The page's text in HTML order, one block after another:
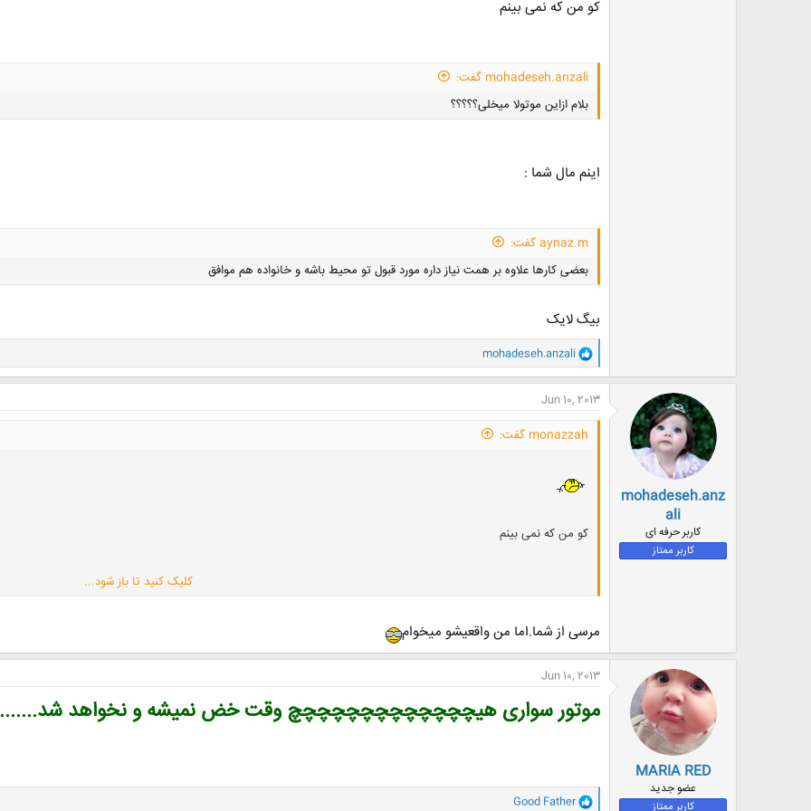
کو من که نمی بینم
mohadeseh.anzali گفت:
بلام ازاین موتولا میخلی؟؟؟؟؟
اینم مال شما :
aynaz.m گفت:
بعضی کارها علاوه بر همت نیاز داره مورد قبول تو محیط باشه و خانواده هم موافق
کلیک کنید تا باز شود...
بیگ لایک
و
ا
ک
ش
ا
mohadeseh.anzali
mohadeseh.anz
ali
کاربر حرفه ای
کاربر ممتاز
Jun 10, 2013
monazzah گفت:
کو من که نمی بینم
اینم مال شما :
بیگ لایک
کلیک کنید تا باز شود...
مرسی از شما.اما من واقعیشو میخوام
MARIA RED
عضو جدید
کاربر ممتاز
Jun 10, 2013
موتور سواری هیچچچچچچچچچچچچچ وقت خض نمیشه و نخواهد
وGood Father